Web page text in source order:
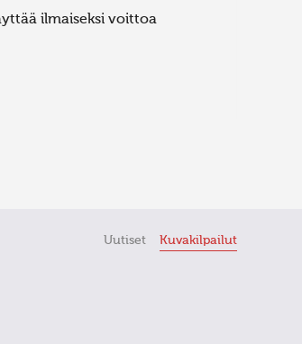
ilmaiseksi voittoa
Uutiset Kuvakilpailut